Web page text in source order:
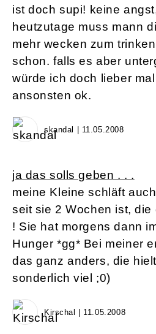
ist doch supi! keine
heutzutage muss mann
mehr wecken zum
schon. falls es aber
würde ich doch lieber
ansonsten ok.
skandal | 11.05.2008
ja das solls geben . . .
meine Kleine schläft
seit sie 2 Wochen ist,
! Sie hat morgens dann
Hunger *gg* Bei meiner
das ganz anders, die
sonderlich viel ;0)
Kirschal | 11.05.2008